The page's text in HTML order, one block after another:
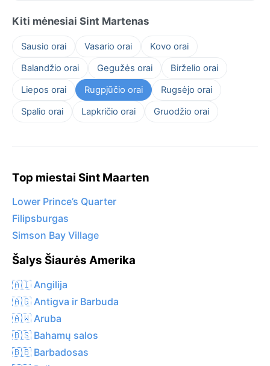
Kiti mėnesiai Sint Martenas
Sausio orai Vasario orai
Kovo orai
Balandžio orai
Gegužės orai
Birželio orai
Liepos orai
Rugpjūčio orai
Rugsėjo orai
Spalio orai
Lapkričio orai Gruodžio orai
Top miestai Sint Maarten
Lower Prince’s Quarter
Filipsburgas
Simson Bay Village
Šalys Šiaurės Amerika
🇦🇮 Angilija
🇦🇬 Antigva ir Barbuda
🇦🇼 Aruba
🇧🇸 Bahamų salos
🇧🇧 Barbadosas